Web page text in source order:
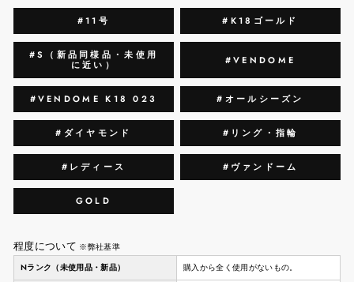
#11号 #K18ゴールド
#S（新品同様品・未使用
に近い）
#VENDOME
#VENDOME K18 023 #オールシーズン
#ダイヤモンド #リング・指輪
#レディース #ヴァンドーム
GOLD
程度について ※弊社基準
Nランク（未使用品・新品）
購入から全く使用がないもの。